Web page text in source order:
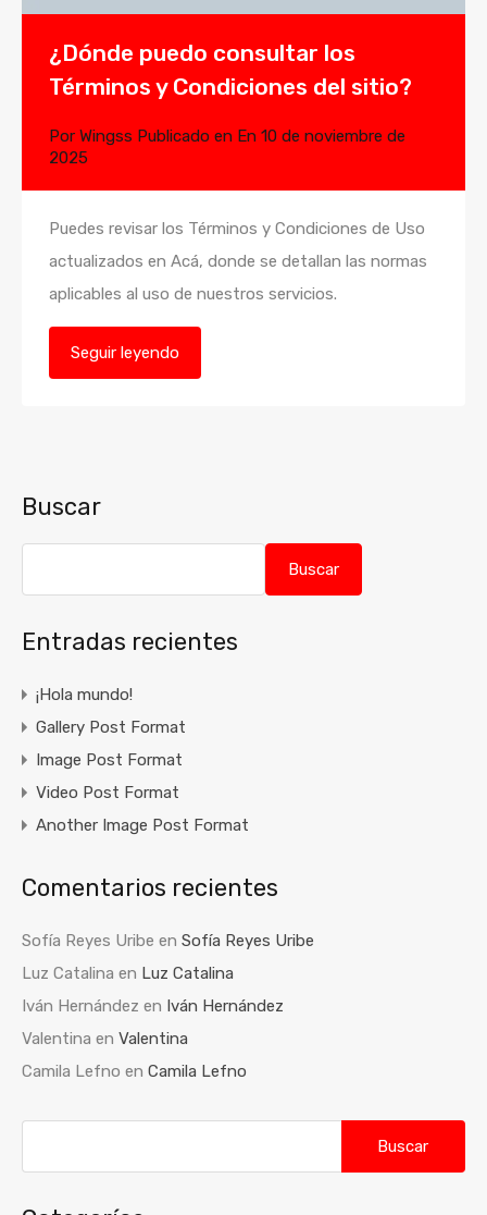
¿Dónde puedo consultar los
Términos y Condiciones del sitio?
Por Wingss Publicado en En 10 de noviembre de
2025
Puedes revisar los Términos y Condiciones de Uso
actualizados en Acá, donde se detallan las normas
aplicables al uso de nuestros servicios.
Seguir leyendo
Buscar
Buscar
Entradas recientes
¡Hola mundo!
Gallery Post Format
Image Post Format
Video Post Format
Another Image Post Format
Comentarios recientes
Sofía Reyes Uribe en Sofía Reyes Uribe
Luz Catalina en Luz Catalina
Iván Hernández en Iván Hernández
Valentina en Valentina
Camila Lefno en Camila Lefno